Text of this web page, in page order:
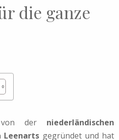
die ganze
von der niederländischen
Leenarts gegründet und hat